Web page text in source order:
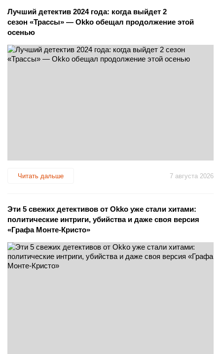
Лучший детектив 2024 года: когда выйдет 2
сезон «Трассы» — Okko обещал продолжение этой
осенью
Читать дальше 7 августа 2026
Эти 5 свежих детективов от Okko уже стали хитами:
политические интриги, убийства и даже своя версия
«Графа Монте-Кристо»